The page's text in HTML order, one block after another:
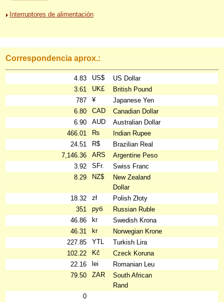
Interruptores de alimentación
Correspondencia aprox.:
4.83 US$
US Dollar
3.61
UK£
British Pound
787
¥
Japanese Yen
6.80
CAD
Canadian Dollar
6.90
AUD
Australian Dollar
466.01
₨
Indian Rupee
24.51
R$
Brazilian Real
7,146.36
ARS
Argentine Peso
3.92
SFr.
Swiss Franc
8.29
NZ$
New Zealand
Dollar
18.32
zł
Polish Złoty
351
руб
Russian Ruble
46.86
kr
Swedish Krona
46.31
kr
Norwegian Krone
227.85
YTL
Turkish Lira
102.22
Kč
Czeck Koruna
22.16
lei
Romanian Leu
79.50
ZAR
South African
Rand
0